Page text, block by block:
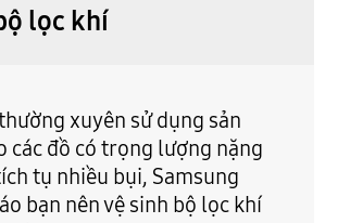
lọc khí
xuyên sử dụng sản
các đồ có trọng lượng nặng
tụ nhiều bụi, Samsung
bạn nên vệ sinh bộ lọc khí